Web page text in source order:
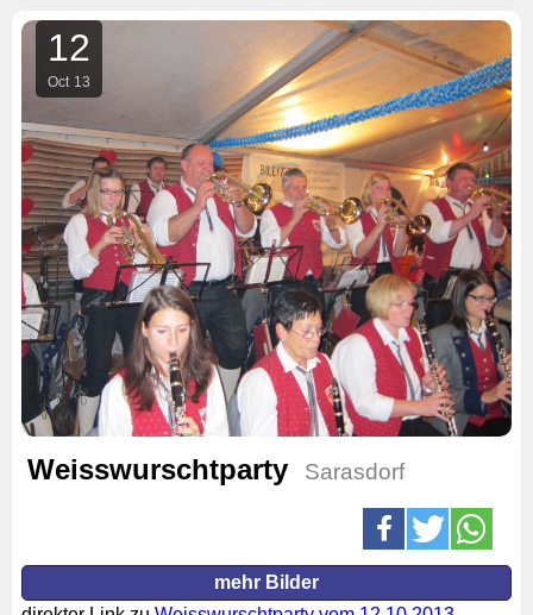
12
Oct 13
Weisswurschtparty Sarasdorf
mehr Bilder